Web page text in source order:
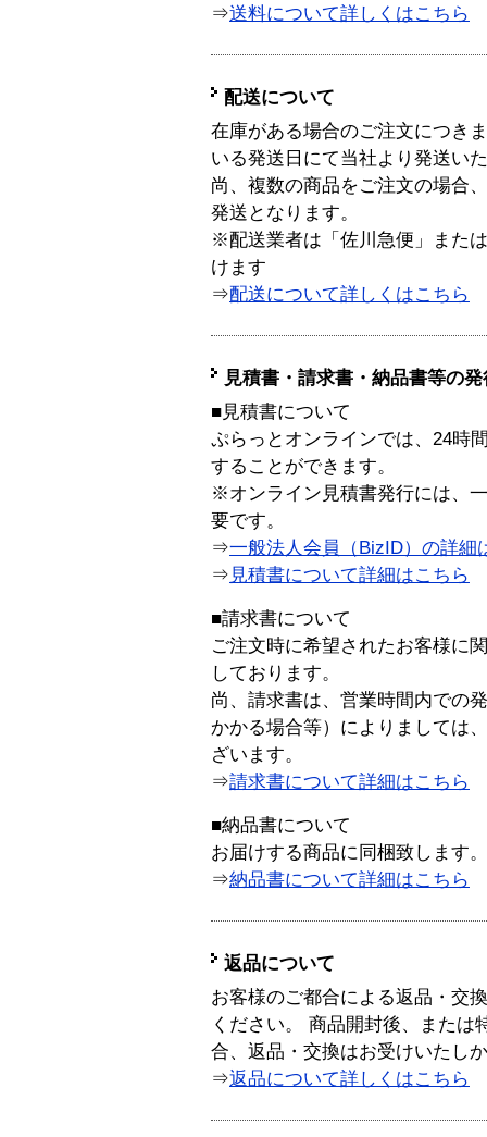
⇒送料について詳しくはこちら
配送について
在庫がある場合のご注文につき
いる発送日にて当社より発送い
尚、複数の商品をご注文の場合
発送となります。
※配送業者は「佐川急便」また
けます
⇒配送について詳しくはこちら
見積書・請求書・納品書等の
■見積書について
ぷらっとオンラインでは、24時
することができます。
※オンライン見積書発行には、
要です。
⇒一般法人会員（BizID）の詳細
⇒ 見積書について詳細はこちら
■請求書について
ご注文時に希望されたお客様に
しております。
尚、請求書は、営業時間内での
かかる場合等）によりましては
ざいます。
⇒請求書について詳細はこちら
■納品書について
お届けする商品に同梱致します。
⇒納品書について詳細はこちら
返品について
お客様のご都合による返品・交
ください。 商品開封後、または
合、返品・交換はお受けいたし
⇒返品について詳しくはこちら